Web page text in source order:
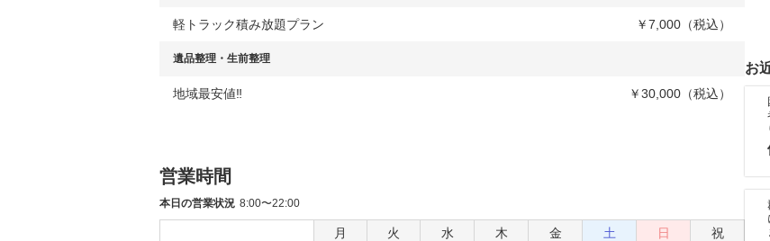
軽トラック積み放題プラン ￥7,000（税込）
遺品整理・生前整理
地域最安値‼︎ ￥30,000（税込）
営業時間
本日の営業状況 8:00〜22:00
月 火 水 木 金 土 日
祝
お